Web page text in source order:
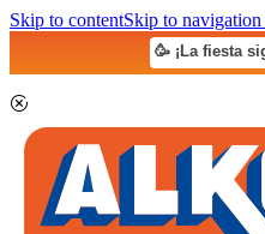
Skip to contentSkip to navigation
🥳 ¡La fiesta